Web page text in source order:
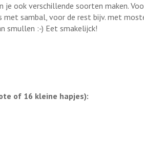
je ook verschillende soorten maken.
met sambal, voor de rest bijv. met
smullen :-) Eet smakelijck!
of 16 kleine hapjes):